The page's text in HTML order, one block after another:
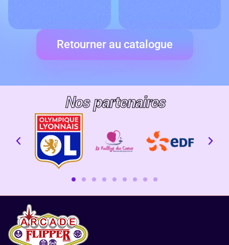
Retourner au catalogue
Nos partenaires